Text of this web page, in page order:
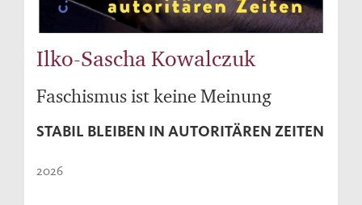
Ilko-Sascha Kowalczuk
Faschismus ist keine Meinung
STABIL BLEIBEN IN AUTORITÄREN ZEITEN
2026